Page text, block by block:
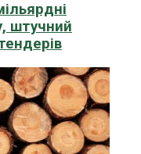
штучний